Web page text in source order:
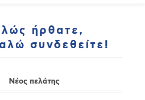
ήρθατε,
συνδεθείτε!
Νέος πελάτης